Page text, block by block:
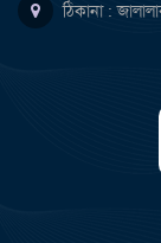
ঠিকানা :